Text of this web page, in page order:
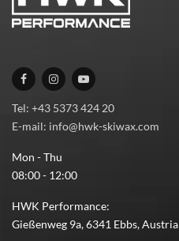
Tel: +43 5373 424 20
E-mail: info@hwk-skiwax.com
Mon - Thu
08:00 - 12:00
HWK Performance:
Gießenweg 9a, 6341 Ebbs, Austria